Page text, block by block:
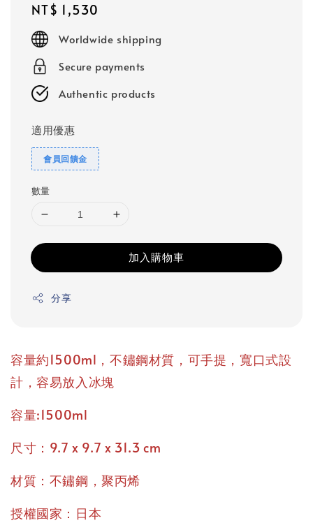
Regular
price
NT$ 1,530
Worldwide shipping
Secure payments
Authentic products
適用優惠
會員回饋金
數量
加入購物車
分享
容量約1500ml，不鏽鋼材質，可手提，寬口式設
計，容易放入冰塊
容量:1500ml
尺寸：9.7 x 9.7 x 31.3 cm
材質：不鏽鋼，聚丙烯
授權國家：日本